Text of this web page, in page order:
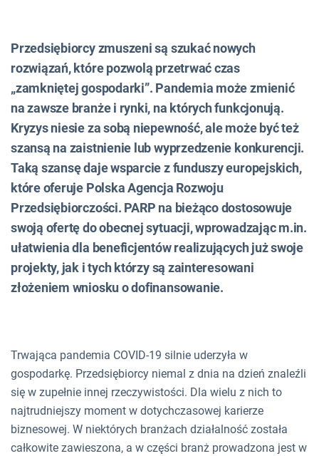
Przedsiębiorcy zmuszeni są szukać nowych
rozwiązań, które pozwolą przetrwać czas
„zamkniętej gospodarki”. Pandemia może zmienić
na zawsze branże i rynki, na których funkcjonują.
Kryzys niesie za sobą niepewność, ale może być też
szansą na zaistnienie lub wyprzedzenie konkurencji.
Taką szansę daje wsparcie z funduszy europejskich,
które oferuje Polska Agencja Rozwoju
Przedsiębiorczości. PARP na bieżąco dostosowuje
swoją ofertę do obecnej sytuacji, wprowadzając m.in.
ułatwienia dla beneficjentów realizujących już swoje
projekty, jak i tych którzy są zainteresowani
złożeniem wniosku o dofinansowanie.
Trwająca pandemia COVID-19 silnie uderzyła w
gospodarkę. Przedsiębiorcy niemal z dnia na dzień znaleźli
się w zupełnie innej rzeczywistości. Dla wielu z nich to
najtrudniejszy moment w dotychczasowej karierze
biznesowej. W niektórych branżach działalność została
całkowite zawieszona, a w części branż prowadzona jest w